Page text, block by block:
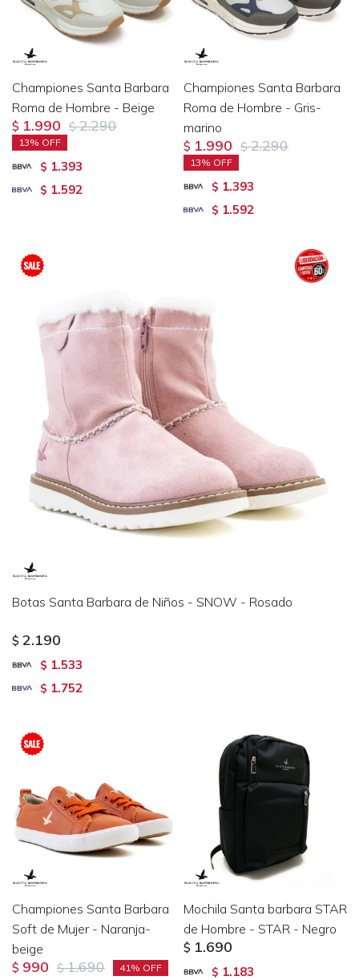
Championes Santa Barbara
Roma de Hombre - Beige
$ 1.990 $ 2.290
13
$ 1.393
$ 1.592
Championes Santa Barbara
Roma de Hombre - Gris-
marino
$ 1.990 $ 2.290
13
$ 1.393
$ 1.592
Botas Santa Barbara de Niños - SNOW - Rosado
$ 2.190
$ 1.533
$ 1.752
Championes Santa Barbara
Soft de Mujer - Naranja-
beige
$ 990 $ 1.690 41
Mochila Santa barbara STAR
de Hombre - STAR - Negro
$ 1.690
$ 1.183